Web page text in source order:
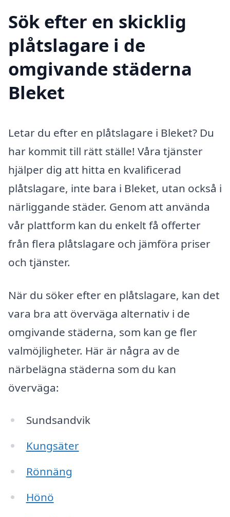
Sök efter en skicklig
plåtslagare i de
omgivande städerna
Bleket
Letar du efter en plåtslagare i Bleket? Du
har kommit till rätt ställe! Våra tjänster
hjälper dig att hitta en kvalificerad
plåtslagare, inte bara i Bleket, utan också i
närliggande städer. Genom att använda
vår plattform kan du enkelt få offerter
från flera plåtslagare och jämföra priser
och tjänster.
När du söker efter en plåtslagare, kan det
vara bra att överväga alternativ i de
omgivande städerna, som kan ge fler
valmöjligheter. Här är några av de
närbelägna städerna som du kan
överväga:
Sundsandvik
Kungsäter
Rönnäng
Hönö